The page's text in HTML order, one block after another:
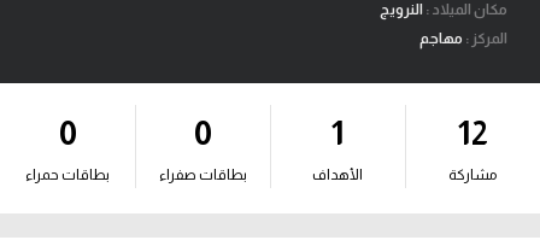
فيديوهات
آراء حرة
ركن الألعاب
مكان الميلاد : النرويج
المركز : مهاجم
12
مشاركة
1
الأهداف
0
بطاقات صفراء
0
بطاقات حمراء